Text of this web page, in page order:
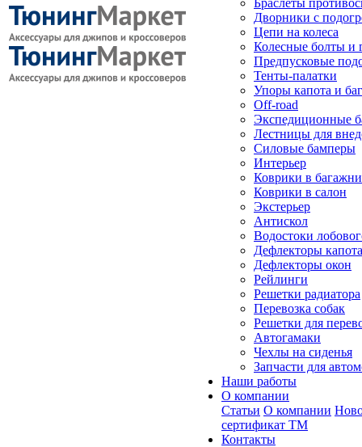
Браслеты
Дворники с
Цепи на колеса
Колесные болты и
Предпусковые
Тенты-палатки
Упоры капота и
Off-road
Экспедиционные
Лестницы для
Силовые бамперы
Интерьер
Коврики в
Коврики в салон
Экстерьер
Антискол
Водостоки
Дефлекторы капота
Дефлекторы окон
Рейлинги
Решетки радиатора
Перевозка собак
Решетки для
Автогамаки
Чехлы на сиденья
Запчасти для
Наши работы
О компании
Статьи О компании
сертификат ТМ
Контакты